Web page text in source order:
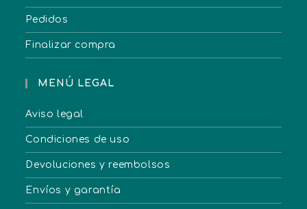
Pedidos
Finalizar compra
MENÚ LEGAL
Aviso legal
Condiciones de uso
Devoluciones y reembolsos
Envíos y garantía